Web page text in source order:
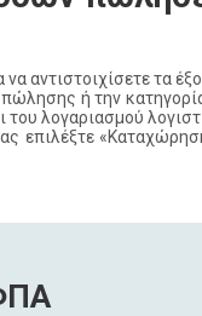
να αντιστοιχίσετε τα
ή την
του λογαριασμού
επιλέξτε